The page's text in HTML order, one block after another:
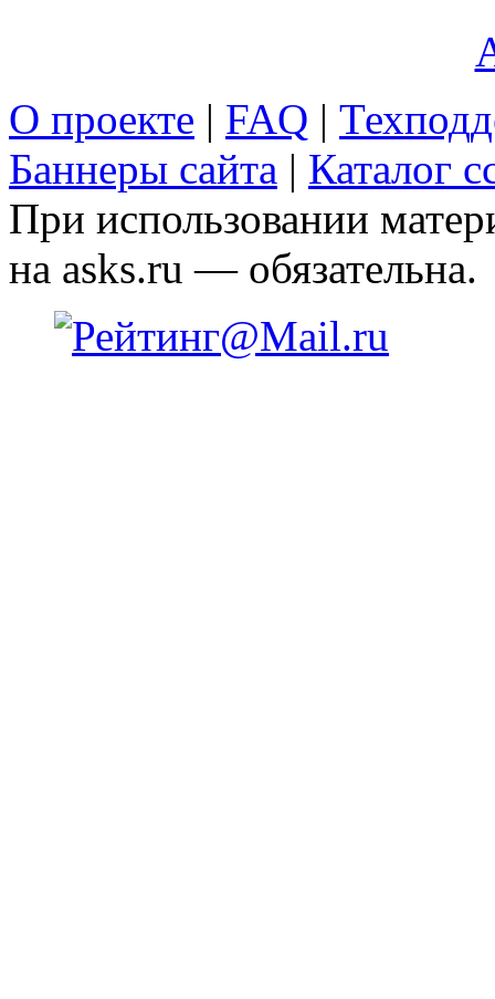
О проекте | FAQ |
Баннеры сайта | Каталог
При использовании
на asks.ru — обязательна.